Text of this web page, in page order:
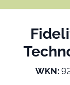
WKN: